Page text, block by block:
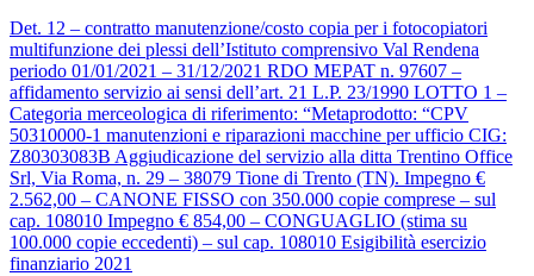
Det. 12 – contratto manutenzione/costo copia per i fotocopiatori
multifunzione dei plessi dell’Istituto comprensivo Val Rendena
periodo 01/01/2021 – 31/12/2021 RDO MEPAT n. 97607 –
affidamento servizio ai sensi dell’art. 21 L.P. 23/1990 LOTTO 1 –
Categoria merceologica di riferimento: “Metaprodotto: “CPV
50310000-1 manutenzioni e riparazioni macchine per ufficio CIG:
Z80303083B Aggiudicazione del servizio alla ditta Trentino Office
Srl, Via Roma, n. 29 – 38079 Tione di Trento (TN). Impegno €
2.562,00 – CANONE FISSO con 350.000 copie comprese – sul
cap. 108010 Impegno € 854,00 – CONGUAGLIO (stima su
100.000 copie eccedenti) – sul cap. 108010 Esigibilità esercizio
finanziario 2021